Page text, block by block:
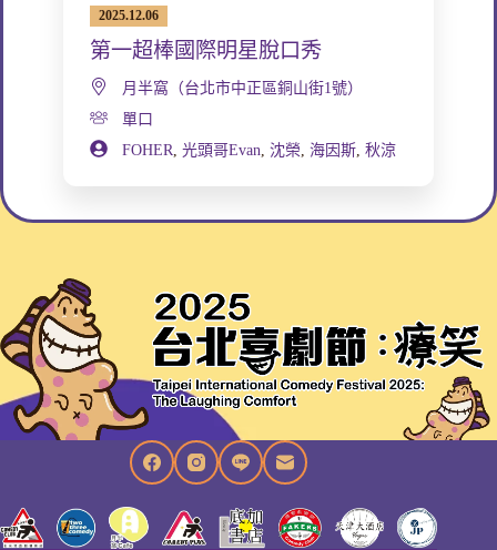
2025.12.06
第一超棒國際明星脫口秀
月半窩（台北市中正區銅山街1號）
單口
FOHER 光頭哥Evan 沈榮 海因斯, 秋涼